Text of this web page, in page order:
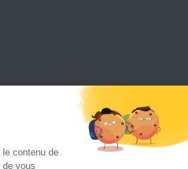
|Plan du site
le contenu de
vous